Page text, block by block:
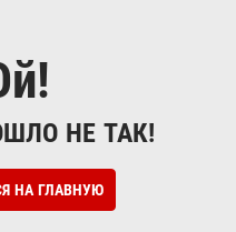
НЕ ТАК!
НА ГЛАВНУЮ